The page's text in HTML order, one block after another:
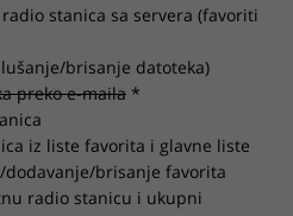
stanica sa servera (favoriti
brisanje datoteka)
preko e-maila *
iz liste favorita i glavne liste
brisanje favorita
radio stanicu i ukupni